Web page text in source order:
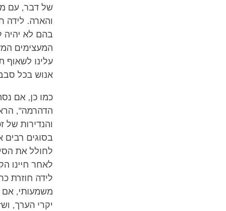
של דבר, עם
והארה. לידה
בהם לא יהיה
המעצימים
עלינו לשאוף
אנוש בכל
כמו כן, אם
הדהרמה",
והנדירות של
בסוגים רבים
לחולל את
לאחר חיינו
לידה חוזרת
משמעותי, אם
יקרי הערך,